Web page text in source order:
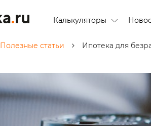
Калькуляторы
Полезные статьи Ипотека для